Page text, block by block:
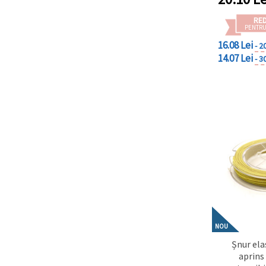
16.08 Lei-
14.07 Lei-
NOU
Șnur
aprins